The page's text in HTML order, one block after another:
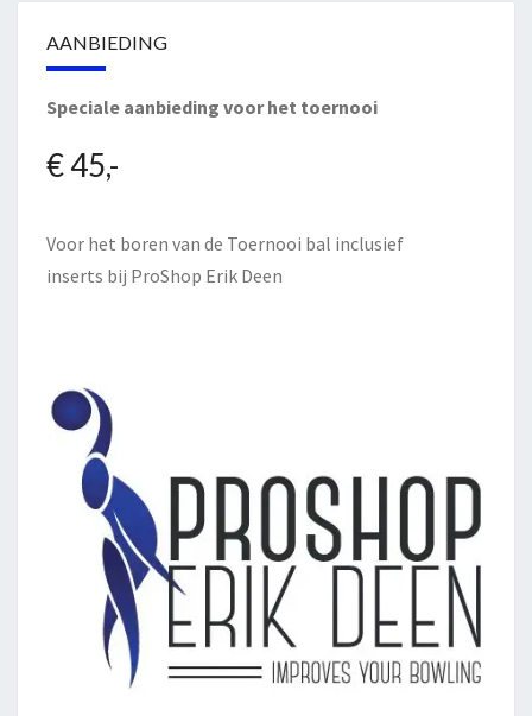
AANBIEDING
Speciale aanbieding voor het toernooi
€ 45,-
Voor het boren van de Toernooi bal inclusief
inserts bij ProShop Erik Deen